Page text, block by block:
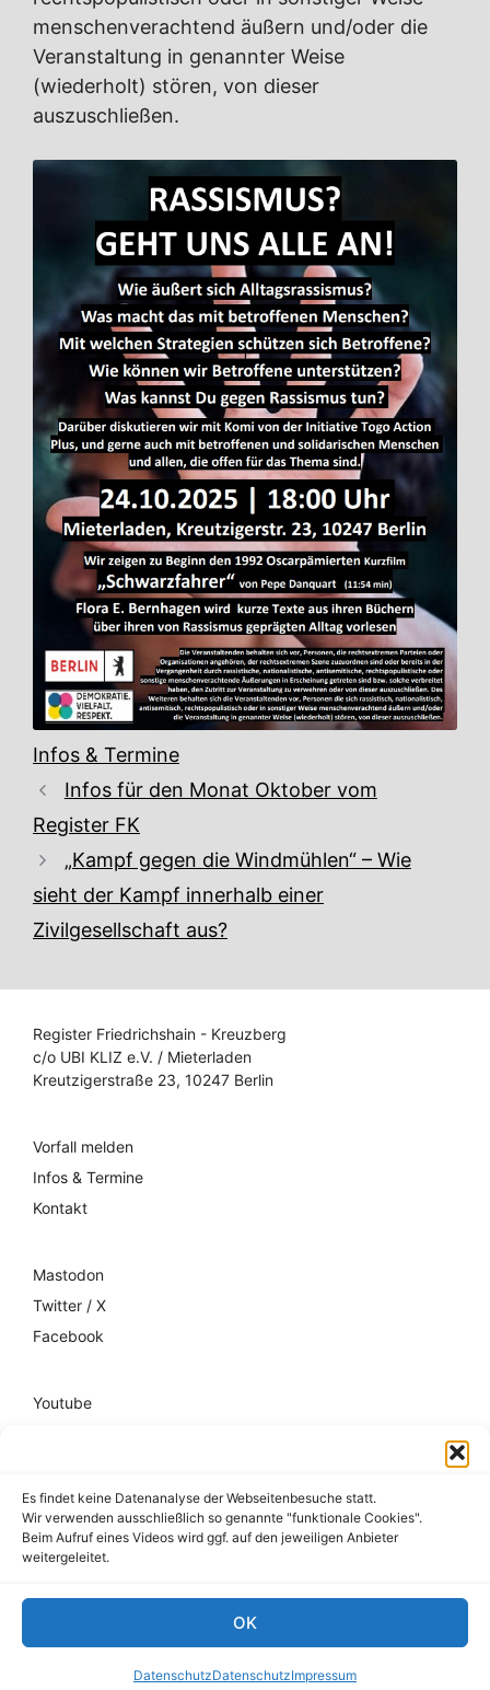
Es findet keine Datenanalyse der Webseitenbesuche statt.
Wir verwenden ausschließlich so genannte "funktionale Cookies".
Beim Aufruf eines Videos wird ggf. auf den jeweiligen Anbieter
weitergeleitet.
OK
DatenschutzDatenschutzImpressum
menschenverachtend äußern und/oder die
Veranstaltung in genannter Weise
(wiederholt) stören, von dieser
auszuschließen.
Kategorien
Infos & Termine
Infos für den Monat Oktober vom
Register FK
„Kampf gegen die Windmühlen“ – Wie
sieht der Kampf innerhalb einer
Zivilgesellschaft aus?
Register Friedrichshain - Kreuzberg
c/o UBI KLIZ e.V. / Mieterladen
Kreutzigerstraße 23, 10247 Berlin
Vorfall melden
Infos & Termine
Kontakt
Mastodon
Twitter / X
Facebook
Youtube
Impressum
Datenschutz
© 2026 register-friedrichshain.de